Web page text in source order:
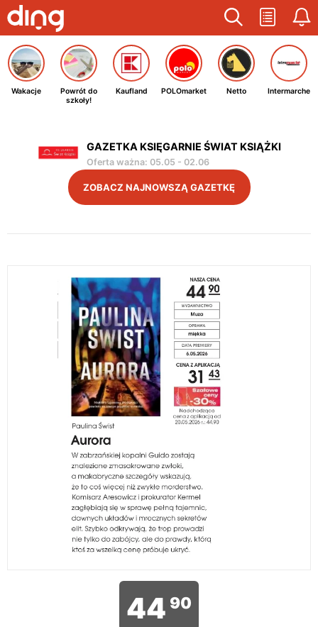
Wakacje
Powrót do
szkoły!
Kaufland POLOmarket Netto Intermarche
GAZETKA KSIĘGARNIE ŚWIAT KSIĄŻKI
Oferta ważna: 05.05 - 02.06
ZOBACZ NAJNOWSZĄ GAZETKĘ
44 90